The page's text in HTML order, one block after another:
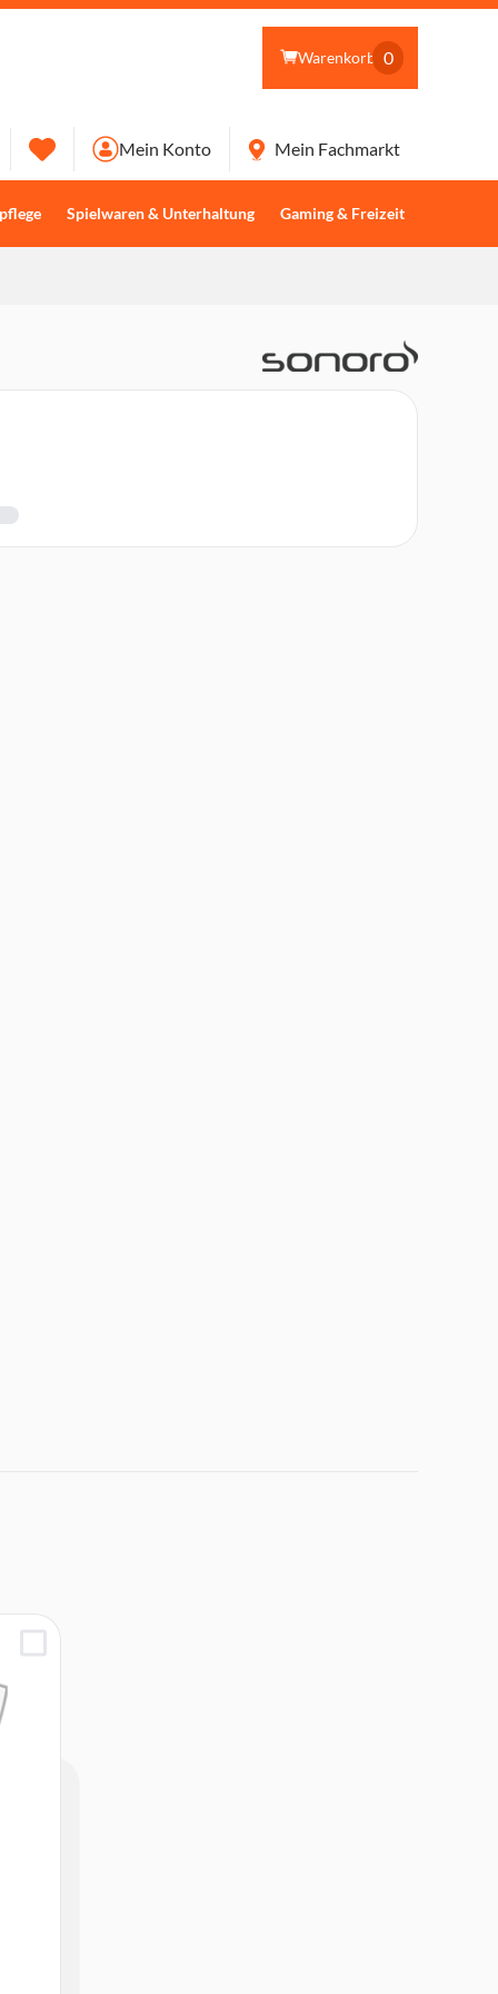
Warenkorb 0
Spielwaren & Unterhaltung Gaming & Freizeit
Mein Konto Mein Fachmarkt